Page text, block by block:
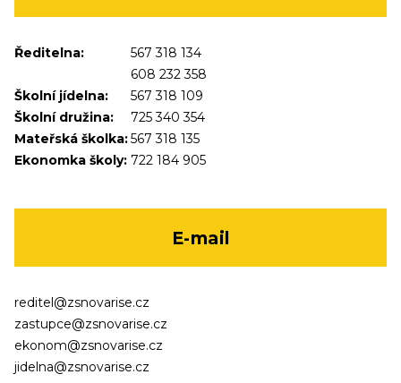
Ředitelna:
567 318 134
608 232 358
Školní jídelna:
567 318 109
Školní družina:
725 340 354
Mateřská školka:567 318 135
Ekonomka školy: 722 184 905
E-mail
reditel@zsnovarise.cz
zastupce@zsnovarise.cz
ekonom@zsnovarise.cz
jidelna@zsnovarise.cz